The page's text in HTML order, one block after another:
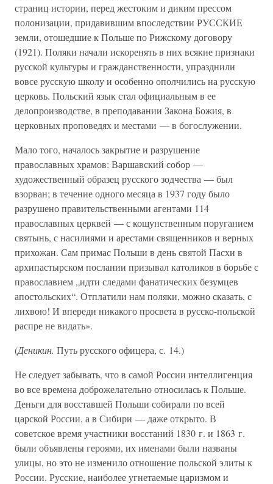
страниц истории, перед жестоким и диким прессом
полонизации, придавившим впоследствии РУССКИЕ
земли, отошедшие к Польше по Рижскому договору
(1921). Поляки начали искоренять в них всякие признаки
русской культуры и гражданственности, упразднили
вовсе русскую школу и особенно ополчились на русскую
церковь. Польский язык стал официальным в ее
делопроизводстве, в преподавании Закона Божия, в
церковных проповедях и местами — в богослужении.
Мало того, началось закрытие и разрушение
православных храмов: Варшавский собор —
художественный образец русского зодчества — был
взорван; в течение одного месяца в 1937 году было
разрушено правительственными агентами 114
православных церквей — с кощунственным поруганием
святынь, с насилиями и арестами священников и верных
прихожан. Сам примас Польши в день святой Пасхи в
архипастырском послании призывал католиков в борьбе с
православием „идти следами фанатических безумцев
апостольских“. Отплатили нам поляки, можно сказать, с
лихвою! И впереди никакого просвета в русско-польской
распре не видать».
(Деникин. Путь русского офицера, с. 14.)
Не следует забывать, что в самой России интеллигенция
во все времена доброжелательно относилась к Польше.
Деньги для восставшей Польши собирали по всей
царской России, а в Сибири — даже открыто. В
советское время участники восстаний 1830 г. и 1863 г.
были объявлены героями, их именами были названы
улицы, но это не изменило отношение польской элиты к
России. Русские, наиболее угнетаемые царизмом и